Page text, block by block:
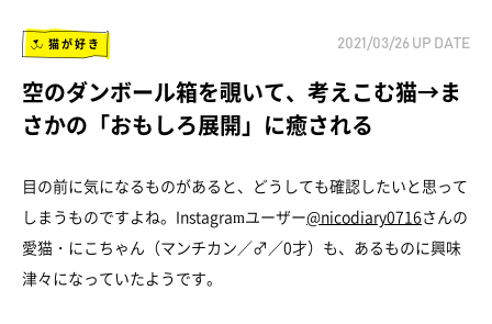
猫が好き 2021/03/26 UP DATE
空のダンボール箱を覗いて、考えこむ猫→ま
さかの「おもしろ展開」に癒される
目の前に気になるものがあると、どうしても確認したいと思って
しまうものですよね。Instagramユーザー@nicodiary0716さんの
愛猫・にこちゃん（マンチカン／♂／0才）も、あるものに興味
津々になっていたようです。